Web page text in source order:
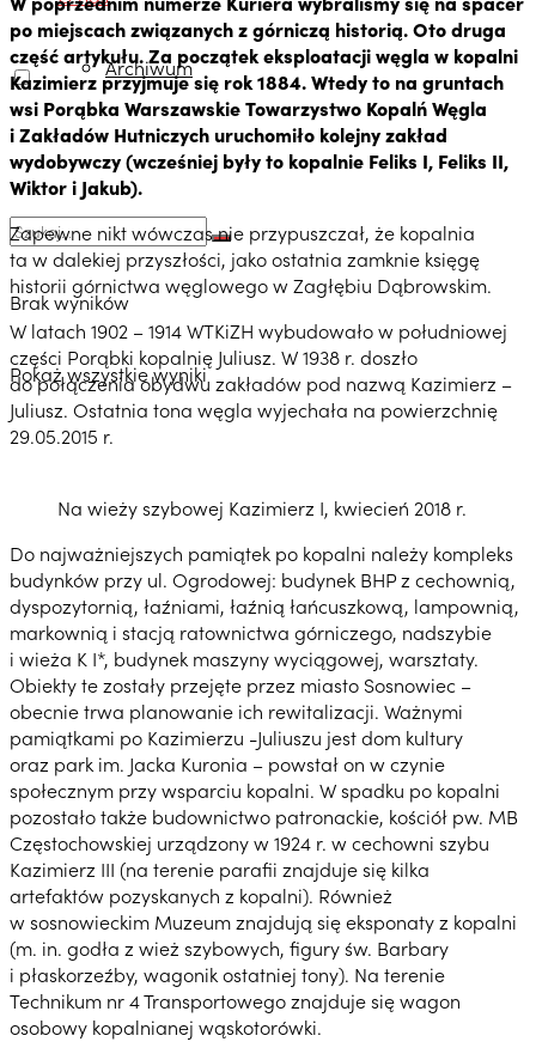
Archiwum
Brak wyników
Pokaż wszystkie wyniki
po miejscach związanych z górniczą historią. Oto druga
część artykułu. Za początek eksploatacji węgla w kopalni
Kazimierz przyjmuje się rok 1884. Wtedy to na gruntach
wsi Porąbka Warszawskie Towarzystwo Kopalń Węgla
i Zakładów Hutniczych uruchomiło kolejny zakład
wydobywczy (wcześniej były to kopalnie Feliks I, Feliks II,
Wiktor i Jakub).
Zapewne nikt wówczas nie przypuszczał, że kopalnia
ta w dalekiej przyszłości, jako ostatnia zamknie księgę
historii górnictwa węglowego w Zagłębiu Dąbrowskim.
W latach 1902 – 1914 WTKiZH wybudowało w południowej
części Porąbki kopalnię Juliusz. W 1938 r. doszło
do połączenia obydwu zakładów pod nazwą Kazimierz –
Juliusz. Ostatnia tona węgla wyjechała na powierzchnię
29.05.2015 r.
Na wieży szybowej Kazimierz I, kwiecień 2018 r.
Do najważniejszych pamiątek po kopalni należy kompleks
budynków przy ul. Ogrodowej: budynek BHP z cechownią,
dyspozytornią, łaźniami, łaźnią łańcuszkową, lampownią,
markownią i stacją ratownictwa górniczego, nadszybie
i wieża K I*, budynek maszyny wyciągowej, warsztaty.
Obiekty te zostały przejęte przez miasto Sosnowiec –
obecnie trwa planowanie ich rewitalizacji. Ważnymi
pamiątkami po Kazimierzu -Juliuszu jest dom kultury
oraz park im. Jacka Kuronia – powstał on w czynie
społecznym przy wsparciu kopalni. W spadku po kopalni
pozostało także budownictwo patronackie, kościół pw. MB
Częstochowskiej urządzony w 1924 r. w cechowni szybu
Kazimierz III (na terenie parafii znajduje się kilka
artefaktów pozyskanych z kopalni). Również
w sosnowieckim Muzeum znajdują się eksponaty z kopalni
(m. in. godła z wież szybowych, figury św. Barbary
i płaskorzeźby, wagonik ostatniej tony). Na terenie
Technikum nr 4 Transportowego znajduje się wagon
osobowy kopalnianej wąskotorówki.